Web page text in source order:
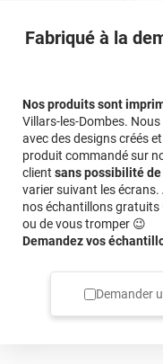
Fabriqué à la
Nos produits sont
Villars-les-Dombes.
avec des designs créés
produit commandé sur
client sans possibilité
varier suivant les
nos échantillons gratuits
ou de vous tromper 😉
Demandez vos
Demander